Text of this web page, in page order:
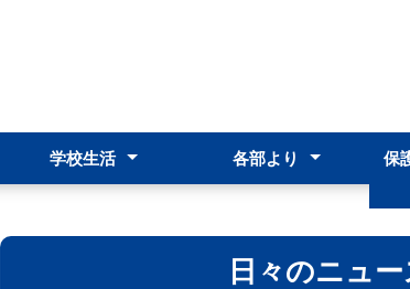
学校生活 各部より 保
在
日々のニュ